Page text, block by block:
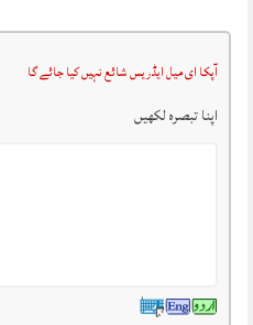
آپکا ای میل ایڈریس شائع نہیں کیا جائے گا
اپنا تبصرہ لکھیں